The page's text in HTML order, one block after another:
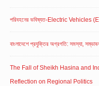
পরিবহনের ভবিষ্যত-Electric Vehicles
বাংলাদেশে প্রযুক্তির অগ্রগতি: সমস্যা,
The Fall of Sheikh Hasina and
Reflection on Regional Politics